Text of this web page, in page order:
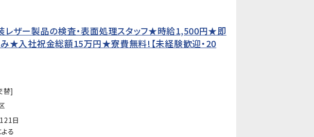
レザー製品の検査・表面処理スタッフ★時給1,500円★即
★入社祝金総額15万円★寮費無料!【未経験歓迎・20
替]
日
る